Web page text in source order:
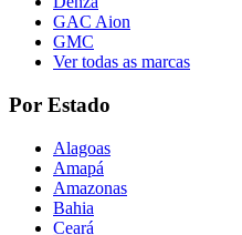
GAC Aion
GMC
Ver todas as marcas
Por Estado
Alagoas
Amapá
Amazonas
Bahia
Ceará